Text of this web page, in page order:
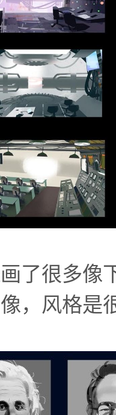
了很多像
，风格是